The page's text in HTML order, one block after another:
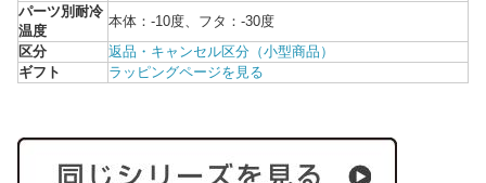
パーツ別耐冷
温度
本体：-10度、フタ：-30度
区分
返品・キャンセル区分（小型商品）
ギフト
ラッピングページを見る